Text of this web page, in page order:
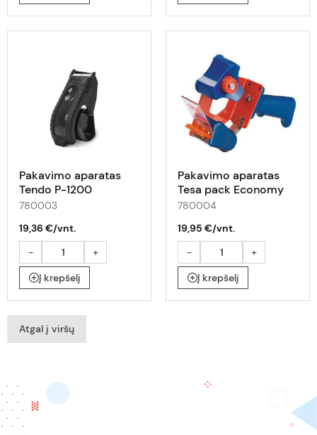
Pakavimo aparatas
Tendo P-1200
Premium
780003
19,36 €/vnt.
-
+
Į krepšelį
Pakavimo aparatas
Tesa pack Economy
780004
19,95 €/vnt.
-
+
Į krepšelį
Atgal į viršų